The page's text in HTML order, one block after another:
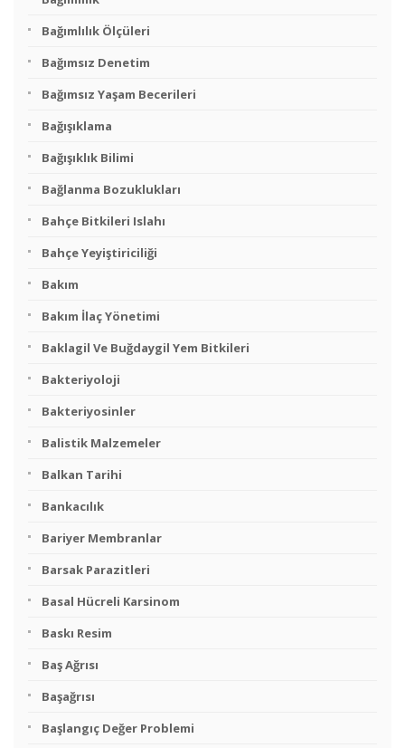
Bağımlılık Ölçüleri
Bağımsız Denetim
Bağımsız Yaşam Becerileri
Bağışıklama
Bağışıklık Bilimi
Bağlanma Bozuklukları
Bahçe Bitkileri Islahı
Bahçe Yeyiştiriciliği
Bakım
Bakım İlaç Yönetimi
Baklagil Ve Buğdaygil Yem Bitkileri
Bakteriyoloji
Bakteriyosinler
Balistik Malzemeler
Balkan Tarihi
Bankacılık
Bariyer Membranlar
Barsak Parazitleri
Basal Hücreli Karsinom
Baskı Resim
Baş Ağrısı
Başağrısı
Başlangıç Değer Problemi